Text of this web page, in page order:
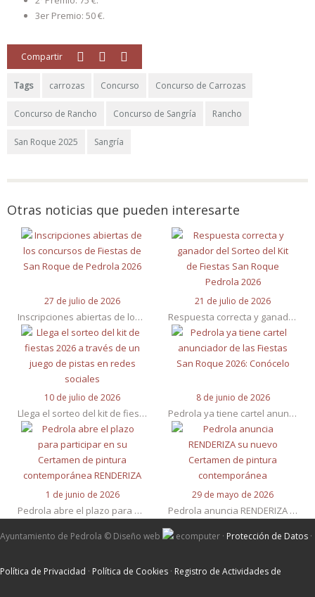
3er Premio: 50 €.
Compartir
Tags carrozas Concurso Concurso de Carrozas
Concurso de Rancho Concurso de Sangría Rancho
San Roque 2025 Sangría
Otras noticias que pueden interesarte
27 de julio de 2026
Inscripciones abiertas de los concursos de Fiestas de San Roque de Pedrola 2026
21 de julio de 2026
Respuesta correcta y ganador del Sorteo del Kit de Fiestas San Roque Pedrola 2026
10 de julio de 2026
Llega el sorteo del kit de fiestas 2026 a través de un juego de pistas en redes sociales
8 de junio de 2026
Pedrola ya tiene cartel anunciador de las Fiestas San Roque 2026: Conócelo
1 de junio de 2026
Pedrola abre el plazo para participar en su Certamen de pintura contemporánea RENDERIZA
29 de mayo de 2026
Pedrola anuncia RENDERIZA su nuevo Certamen de pintura contemporánea
Ayuntamiento de Pedrola © Diseño web ecomputer · Protección de Datos ·
Política de Privacidad · Política de Cookies · Registro de Actividades de